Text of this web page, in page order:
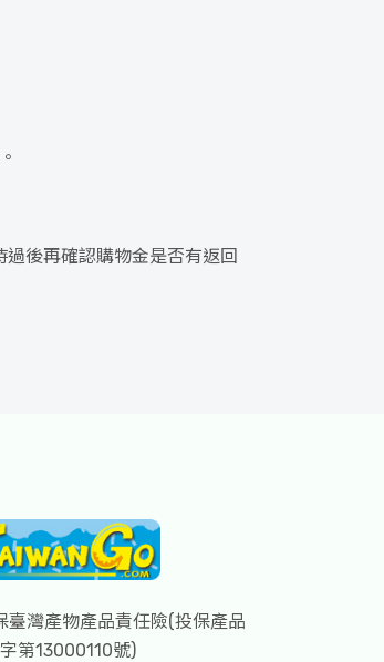
後再確認購物金是否有返回
臺灣產物產品責任險(投保產品
第13000110號)